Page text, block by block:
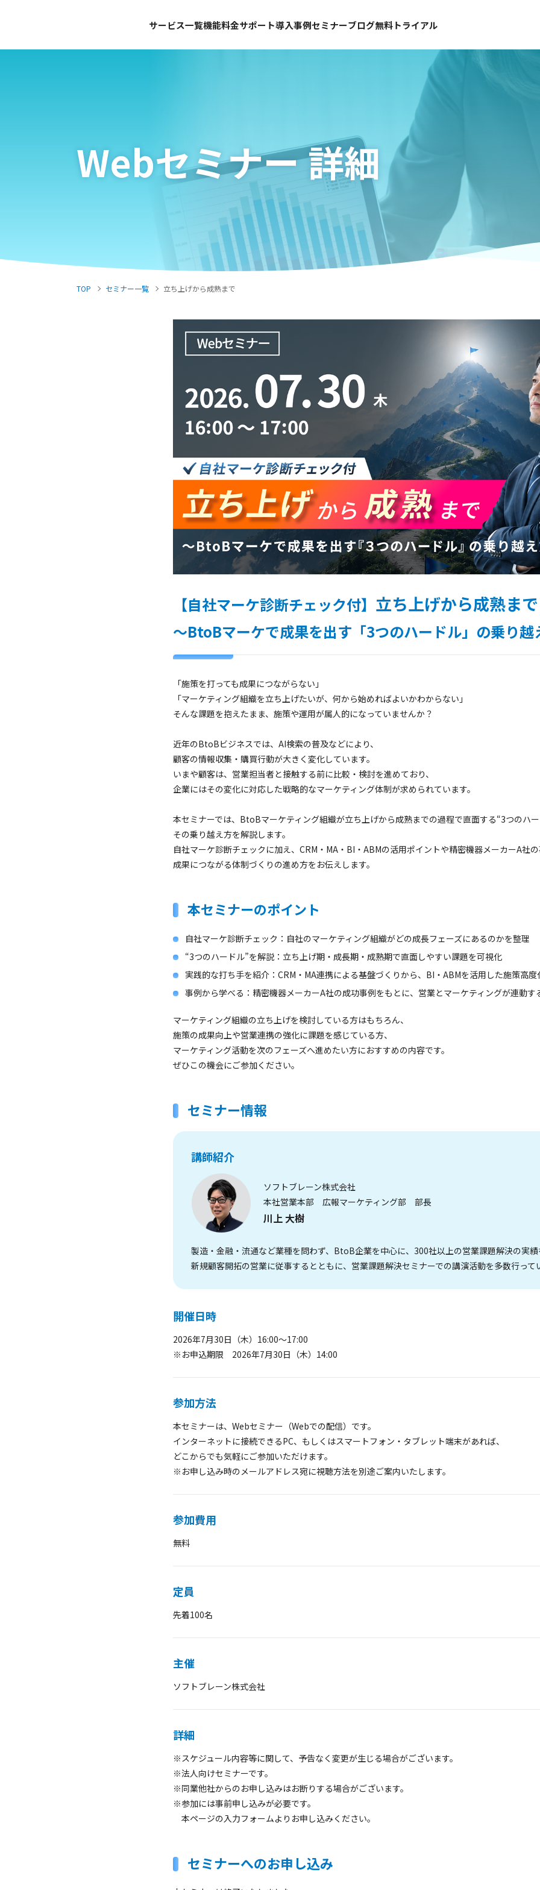
サービス一覧機能料金サポート導入事例セミナーブログ無料トライアル
Webセミナー 詳細
TOP セミナー一覧 立ち上げから成熟まで
【自社マーケ診断チェック付】 立ち上げから成熟まで
～BtoBマーケで成果を出す「3つのハードル」の乗り越
「施策を打っても成果につながらない」
「マーケティング組織を立ち上げたいが、何から始めればよいかわからない」
そんな課題を抱えたまま、施策や運用が属人的になっていませんか？
近年のBtoBビジネスでは、AI検索の普及などにより、
顧客の情報収集・購買行動が大きく変化しています。
いまや顧客は、営業担当者と接触する前に比較・検討を進めており、
企業にはその変化に対応した戦略的なマーケティング体制が求められています。
本セミナーでは、BtoBマーケティング組織が立ち上げから成熟までの過程で直面する“3つのハ
その乗り越え方を解説します。
自社マーケ診断チェックに加え、CRM・MA・BI・ABMの活用ポイントや精密機器メーカーA社
成果につながる体制づくりの進め方をお伝えします。
本セミナーのポイント
自社マーケ診断チェック：自社のマーケティング組織がどの成長フェーズにあるのかを整理
“3つのハードル”を解説：立ち上げ期・成長期・成熟期で直面しやすい課題を可視化
実践的な打ち手を紹介：CRM・MA連携による基盤づくりから、BI・ABMを活用した施策高
事例から学べる：精密機器メーカーA社の成功事例をもとに、営業とマーケティングが連動す
マーケティング組織の立ち上げを検討している方はもちろん、
施策の成果向上や営業連携の強化に課題を感じている方、
マーケティング活動を次のフェーズへ進めたい方におすすめの内容です。
ぜひこの機会にご参加ください。
セミナー情報
講師紹介
ソフトブレーン株式会社
本社営業本部 広報マーケティング部 部長
川上 大樹
製造・金融・流通など業種を問わず、BtoB企業を中心に、300社以上の営業課題解決の実
新規顧客開拓の営業に従事するとともに、営業課題解決セミナーでの講演活動を多数行って
開催日時
2026年7月30日（木）16:00～17:00
※お申込期限 2026年7月30日（木）14:00
参加方法
本セミナーは、Webセミナー（Webでの配信）です。
インターネットに接続できるPC、もしくはスマートフォン・タブレット端末があれば、
どこからでも気軽にご参加いただけます。
※お申し込み時のメールアドレス宛に視聴方法を別途ご案内いたします。
参加費用
無料
定員
先着100名
主催
ソフトブレーン株式会社
詳細
※スケジュール内容等に関して、予告なく変更が生じる場合がございます。
※法人向けセミナーです。
※同業他社からのお申し込みはお断りする場合がございます。
※参加には事前申し込みが必要です。
本ページの入力フォームよりお申し込みください。
セミナーへのお申し込み